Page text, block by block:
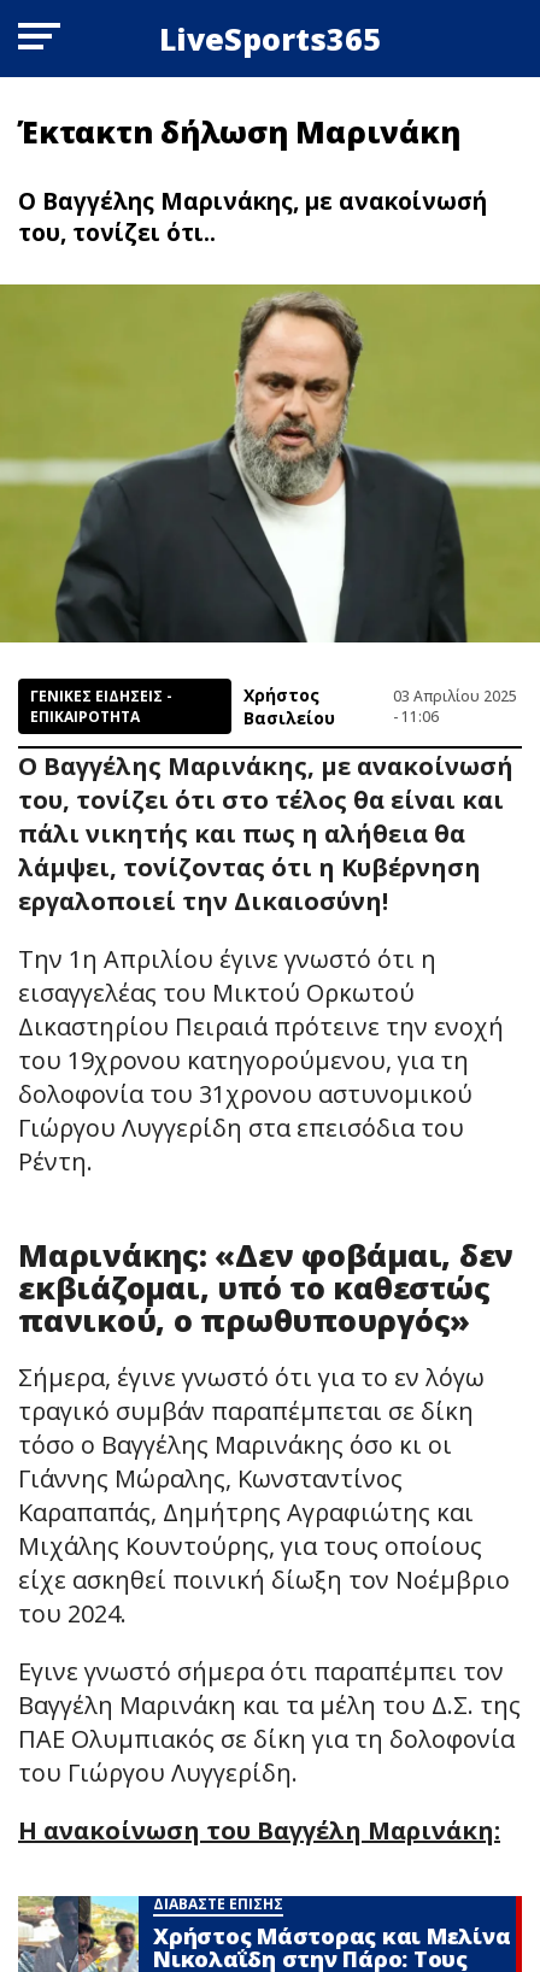
LiveSports365
Έκτακτn δήλωση Μαρινάκη
Ο Βαγγέλης Μαρινάκης, με ανακοίνωσή
του, τονίζει ότι..
ΓΕΝΙΚΕΣ ΕΙΔΗΣΕΙΣ -
ΕΠΙΚΑΙΡΟΤΗΤΑ
Χρήστος
Βασιλείου
03 Απριλίου 2025
- 11:06
Ο Βαγγέλης Μαρινάκης, με ανακοίνωσή
του, τονίζει ότι στο τέλος θα είναι και
πάλι νικητής και πως η αλήθεια θα
λάμψει, τονίζοντας ότι η Κυβέρνηση
εργαλοποιεί την Δικαιοσύνη!
Την 1η Απριλίου έγινε γνωστό ότι η
εισαγγελέας του Μικτού Ορκωτού
Δικαστηρίου Πειραιά πρότεινε την ενοχή
του 19χρονου κατηγορούμενου, για τη
δολοφονία του 31χρονου αστυνομικού
Γιώργου Λυγγερίδη στα επεισόδια του
Ρέντη.
Μαρινάκης: «Δεν φοβάμαι, δεν
εκβιάζομαι, υπό το καθεστώς
πανικού, ο πρωθυπουργός»
Σήμερα, έγινε γνωστό ότι για το εν λόγω
τραγικό συμβάν παραπέμπεται σε δίκη
τόσο ο Βαγγέλης Μαρινάκης όσο κι οι
Γιάννης Μώραλης, Κωνσταντίνος
Καραπαπάς, Δημήτρης Αγραφιώτης και
Μιχάλης Κουντούρης, για τους οποίους
είχε ασκηθεί ποινική δίωξη τον Νοέμβριο
του 2024.
Εγινε γνωστό σήμερα ότι παραπέμπει τον
Βαγγέλη Μαρινάκη και τα μέλη του Δ.Σ. της
ΠΑΕ Ολυμπιακός σε δίκη για τη δολοφονία
του Γιώργου Λυγγερίδη.
H ανακοίνωση του Βαγγέλη Μαρινάκη:
ΔΙΑΒΑΣΤΕ ΕΠΙΣΗΣ
Χρήστος Μάστορας και Μελίνα
Νικολαΐδη στην Πάρο: Τους